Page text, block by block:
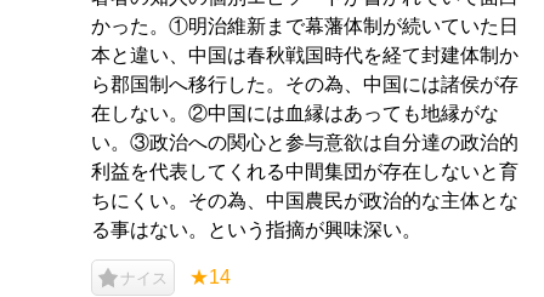
かった。①明治維新まで幕藩体制が続いていた日
本と違い、中国は春秋戦国時代を経て封建体制か
ら郡国制へ移行した。その為、中国には諸侯が存
在しない。②中国には血縁はあっても地縁がな
い。③政治への関心と参与意欲は自分達の政治的
利益を代表してくれる中間集団が存在しないと育
ちにくい。その為、中国農民が政治的な主体とな
る事はない。という指摘が興味深い。
ナイス ★14